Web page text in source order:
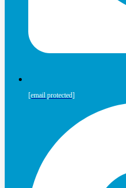
[email protected]